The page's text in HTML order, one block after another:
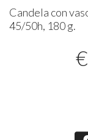
Candela con
45/50h, 180 g.
€